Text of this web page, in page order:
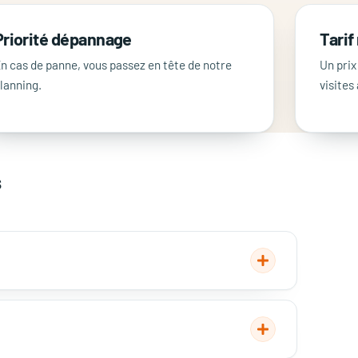
dépannage
cas de panne, vous passez en tête de notre
Tarif
Un
visites
de 2 kg de fluide